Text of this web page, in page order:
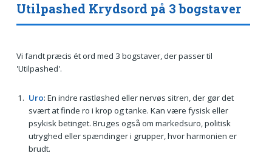
Utilpashed Krydsord på 3 bogstaver
Vi fandt præcis ét ord med 3 bogstaver, der passer til
'Utilpashed'.
Uro: En indre rastløshed eller nervøs sitren, der gør det
svært at finde ro i krop og tanke. Kan være fysisk eller
psykisk betinget. Bruges også om markedsuro, politisk
utryghed eller spændinger i grupper, hvor harmonien er
brudt.